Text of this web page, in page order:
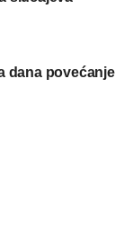
dana povećanje